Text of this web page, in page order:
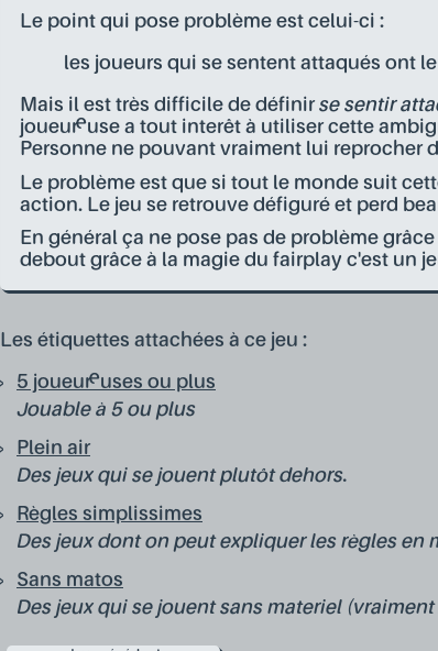
Le point qui pose problème est celui-ci :
les joueurs qui se sentent attaqués ont
Mais il est très difficile de définirse sentir
joueur·euse a tout interêt à utiliser cette
Personne ne pouvant vraiment lui reprocher
Le problème est que si tout le monde suit
action. Le jeu se retrouve défiguré et perd
En général ça ne pose pas de problème
debout grâce à la magie du fairplay c'est un
Les étiquettes attachées à ce jeu :
5 joueur·euses ou plus
Jouable à 5 ou plus
Plein air
Des jeux qui se jouent plutôt dehors.
Règles simplissimes
Des jeux dont on peut expliquer les règles en
Sans matos
Des jeux qui se jouent sans materiel